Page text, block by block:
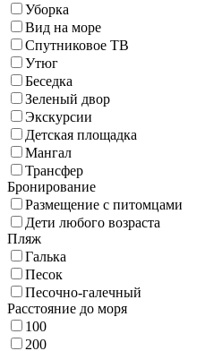
Уборка
Вид на море
Спутниковое ТВ
Утюг
Беседка
Зеленый двор
Экскурсии
Детская площадка
Мангал
Трансфер
Бронирование
Размещение с питомцами
Дети любого возраста
Пляж
Галька
Песок
Песочно-галечный
Расстояние до моря
100
200